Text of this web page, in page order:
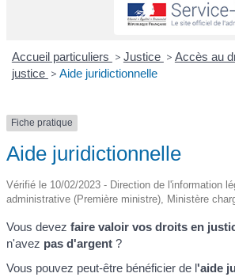
Accueil particuliers > Justice > Accès au
justice > Aide juridictionnelle
Fiche pratique
Aide juridictionnelle
Vérifié le 10/02/2023 - Direction de l'information
administrative (Première ministre), Ministère
Vous devezfaire valoir vos droits en
n'avez pas d'argent ?
Vous pouvez peut-être bénéficier de l'aide